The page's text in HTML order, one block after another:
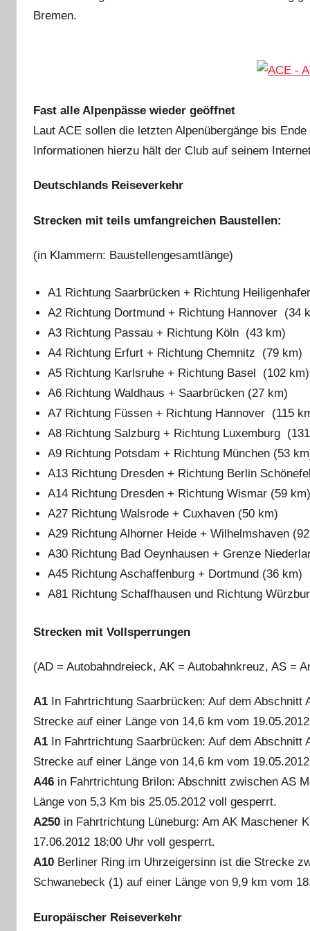
Bremen.
Fast alle Alpenpässe wieder geöffnet
Laut ACE sollen die letzten Alpenübergänge bis
Informationen hierzu hält der Club auf seinem
Deutschlands Reiseverkehr
Strecken mit teils umfangreichen Baustellen:
(in Klammern: Baustellengesamtlänge)
A1 Richtung Saarbrücken + Richtung
A2 Richtung Dortmund + Richtung Hannover (34
A3 Richtung Passau + Richtung Köln (43 km)
A4 Richtung Erfurt + Richtung Chemnitz (79 km)
A5 Richtung Karlsruhe + Richtung Basel (102 km)
A6 Richtung Waldhaus + Saarbrücken (27 km)
A7 Richtung Füssen + Richtung Hannover (115
A8 Richtung Salzburg + Richtung Luxemburg
A9 Richtung Potsdam + Richtung München (53
A13 Richtung Dresden + Richtung Berlin
A14 Richtung Dresden + Richtung Wismar (59
A27 Richtung Walsrode + Cuxhaven (50 km)
A29 Richtung Alhorner Heide + Wilhelmshaven
A30 Richtung Bad Oeynhausen + Grenze
A45 Richtung Aschaffenburg + Dortmund (36 km)
A81 Richtung Schaffhausen und Richtung
Strecken mit Vollsperrungen
(AD = Autobahndreieck, AK = Autobahnkreuz, AS =
A1 In Fahrtrichtung Saarbrücken: Auf dem
Strecke auf einer Länge von 14,6 km vom
A1 In Fahrtrichtung Saarbrücken: Auf dem
Strecke auf einer Länge von 14,6 km vom
A46 in Fahrtrichtung Brilon: Abschnitt zwischen AS
Länge von 5,3 Km bis 25.05.2012 voll gesperrt.
A250 in Fahrtrichtung Lüneburg: Am AK Maschener
17.06.2012 18:00 Uhr voll gesperrt.
A10 Berliner Ring im Uhrzeigersinn ist die Strecke
Schwanebeck (1) auf einer Länge von 9,9 km vom
Europäischer Reiseverkehr